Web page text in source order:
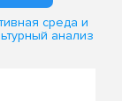
среда и
анализ